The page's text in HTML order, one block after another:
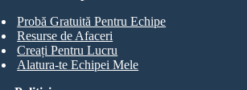
Probă Gratuită Pentru Echipe
Resurse de Afaceri
Creați Pentru Lucru
Alatura-te Echipei Mele